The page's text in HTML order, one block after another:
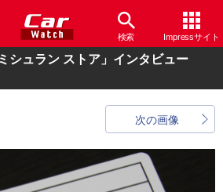
検索 Impressサイト
シュラン ストア」インタビュー
次の画像